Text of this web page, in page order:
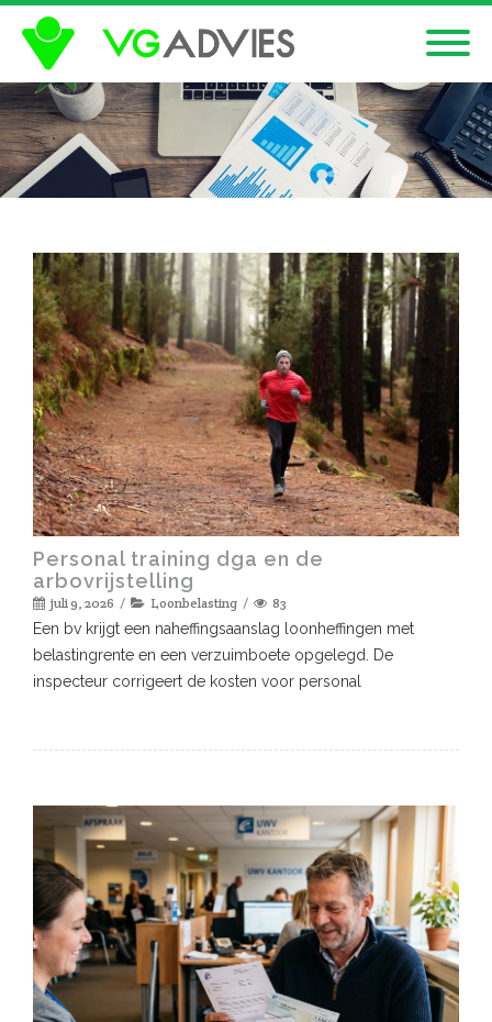
Personal training dga en de
arbovrijstelling
juli 9, 2026 Loonbelasting 83
Een bv krijgt een naheffingsaanslag loonheffingen met
belastingrente en een verzuimboete opgelegd. De
inspecteur corrigeert de kosten voor personal